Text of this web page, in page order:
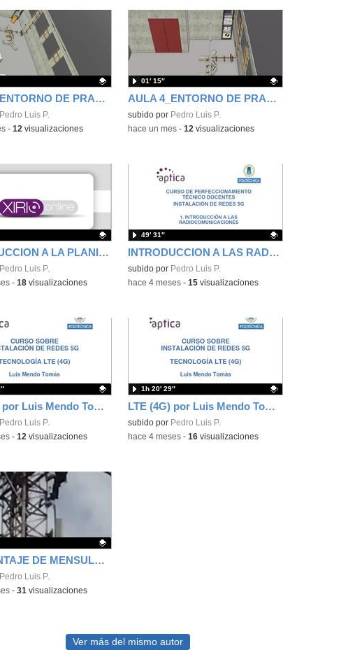
AULA 4_ENTORNO DE PRACTICA 10
Pedro Luis P.
- 12 visualizaciones
AULA 4_ENTORNO DE PRACTICAS 6 y 8
Contenido educativo.
subido por Pedro Luis P.
01′ 15″
-hace un mes- 12 visualizaciones
INTRODUCCION A LA PLANIFICACION RADIOELECTRICA DE COBERTURA EN SUPERFICIE, con XIRIO-ONLINE, por Henar Larrinaga (APTICA).
Pedro Luis P.
- 18visualizaciones
INTRODUCCION A LAS RADIOCOMUNICACIONES por José Manuel Riera ETSIT (UPM)
Contenido educativo.
subido por Pedro Luis P.
49′ 31″
-hace 4 meses- 15visualizaciones
LTE (4G) por Luis Mendo Tomás; profesor de la ETSIT (UPM) - Parte 2
Pedro Luis P.
- 12 visualizaciones
LTE (4G) por Luis Mendo Tomás; profesor de la ETSIT (UPM) - Parte 1
Contenido educativo.
subido por Pedro Luis P.
1h 20′ 29″
-hace 4 meses- 16visualizaciones
DESMONTAJE DE MENSULAS EN TORRE DE COMUNICACIONES
Pedro Luis P.
- 31 visualizaciones
Ver más del mismo autor